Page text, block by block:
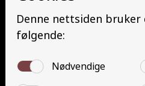
Minibuss (D1)
Minibuss med henger (D1E)
Grunnutdanning Person